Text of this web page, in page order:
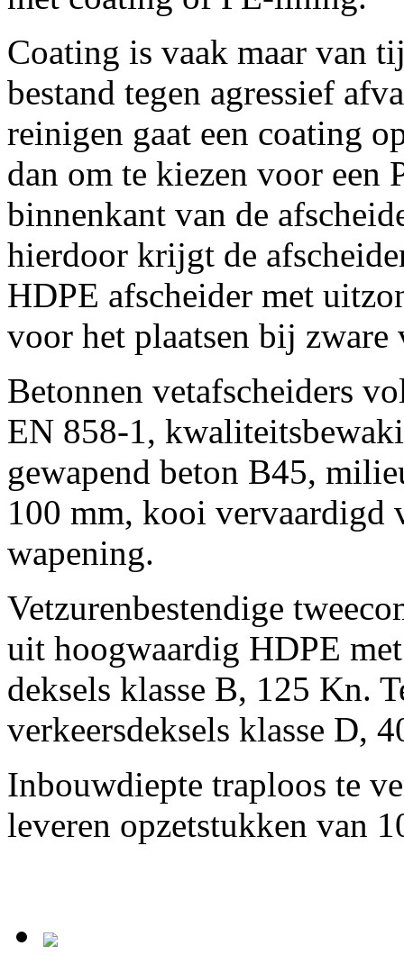
Coating is vaak maar van
bestand tegen agressief
reinigen gaat een coating
dan om te kiezen voor
binnenkant van de
hierdoor krijgt de
HDPE afscheider met
voor het plaatsen bij zware
Betonnen vetafscheiders
EN 858-1,
gewapend beton B45,
100 mm, kooi vervaardigd
wapening.
Vetzurenbestendige
uit hoogwaardig HDPE
deksels klasse B, 125 Kn.
verkeersdeksels klasse D,
Inbouwdiepte traploos te
leveren opzetstukken van